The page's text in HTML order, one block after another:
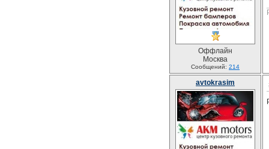
Оффлайн
Москва
Сообщений: 214
avtokrasim